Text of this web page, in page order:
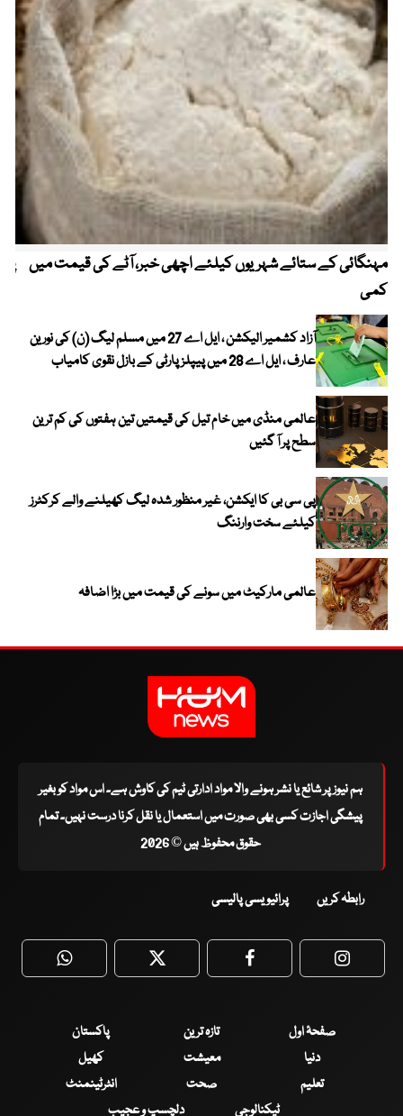
مہنگائی کے ستائے شہریوں کیلئے اچھی خبر، آٹے کی قیمت میں
کمی
آزاد کشمیر الیکشن ، ایل اے 27 میں مسلم لیگ (ن) کی نورین
عارف ، ایل اے 28 میں پیپلز پارٹی کے بازل نقوی کامیاب
عالمی منڈی میں خام تیل کی قیمتیں تین ہفتوں کی کم ترین
سطح پر آ گئیں
پی سی بی کا ایکشن، غیر منظور شدہ لیگ کھیلنے والے کرکٹرز
کیلئے سخت وارننگ
عالمی مارکیٹ میں سونے کی قیمت میں بڑا اضافہ
ہم نیوز پر شائع یا نشر ہونے والا مواد ادارتی ٹیم کی کاوش ہے۔ اس مواد کو بغیر
پیشگی اجازت کسی بھی صورت میں استعمال یا نقل کرنا درست نہیں۔ تمام
حقوق محفوظ ہیں © 2026
رابطہ کریں پرائیویسی پالیسی
WhatsApp Twitter Facebook
صفحۂ اول تازہ ترین
پاکستان
دنیا
معیشت
کھیل
تعلیم
صحت
انٹرٹینمنٹ
ٹیکنالوجی
دلچسپ و عجیب